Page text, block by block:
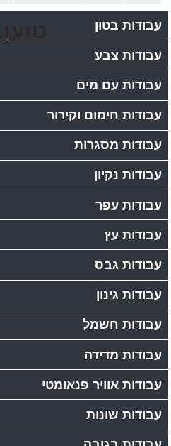
עבודות בטון
עבודות צבע
עבודות עם מים
עבודות חימום וקירור
עבודות מסגרות
עבודות נקיון
עבודות עפר
עבודות עץ
עבודות גבס
עבודות גינון
עבודות חשמל
עבודות מדידה
עבודות אוויר פנאומטי
עבודות שונות